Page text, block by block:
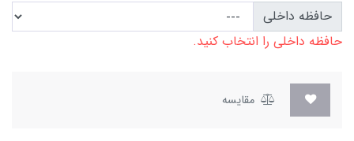
حافظه داخلی
حافظه داخلی را انتخاب کنید.
مقایسه